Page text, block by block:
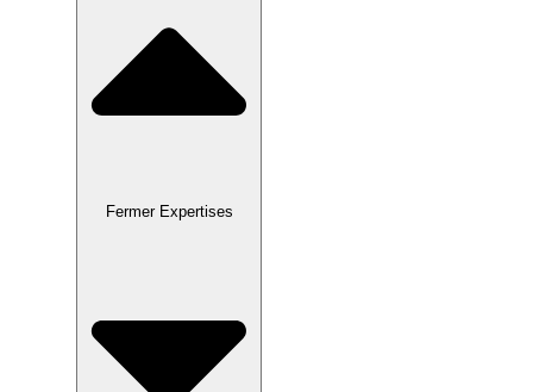
Fermer Expertises